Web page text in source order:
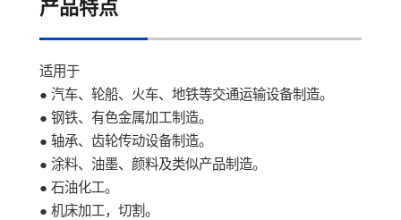
产品特点
适用于
● 汽车、轮船、火车、地铁等交通运输设备制造。
● 钢铁、有色金属加工制造。
● 轴承、齿轮传动设备制造。
● 涂料、油墨、颜料及类似产品制造。
● 石油化工。
● 机床加工，切割。